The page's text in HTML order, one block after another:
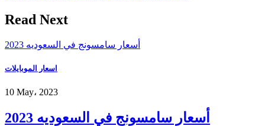
Read Next
أسعار سامسونج في السعوديه 2023
اسعار الموبايلات
10 May، 2023
أسعار سامسونج في السعوديه 2023